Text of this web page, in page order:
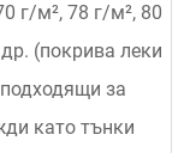
г/м², 78 г/м², 80
(покрива леки
за
като тънки